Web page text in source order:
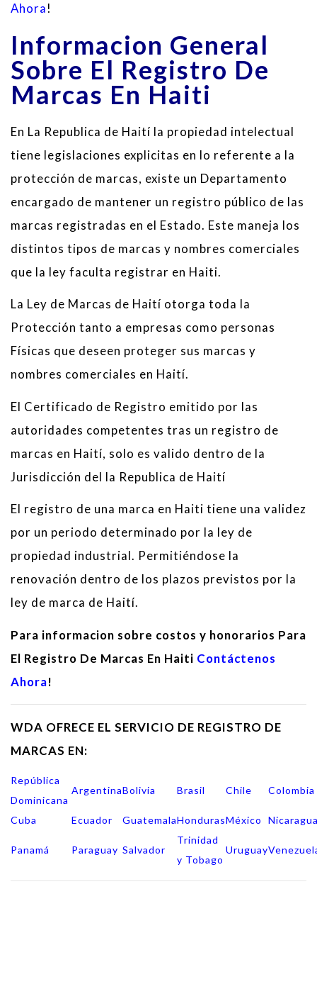
Ahora!
Informacion General
Sobre El Registro De
Marcas En Haiti
En La Republica de Haití la propiedad intelectual
tiene legislaciones explicitas en lo referente a la
protección de marcas, existe un Departamento
encargado de mantener un registro público de las
marcas registradas en el Estado. Este maneja los
distintos tipos de marcas y nombres comerciales
que la ley faculta registrar en Haiti.
La Ley de Marcas de Haití otorga toda la
Protección tanto a empresas como personas
Físicas que deseen proteger sus marcas y
nombres comerciales en Haití.
El Certificado de Registro emitido por las
autoridades competentes tras un registro de
marcas en Haití, solo es valido dentro de la
Jurisdicción del la Republica de Haití
El registro de una marca en Haiti tiene una validez
por un periodo determinado por la ley de
propiedad industrial. Permitiéndose la
renovación dentro de los plazos previstos por la
ley de marca de Haití.
Para informacion sobre costos y honorarios Para
El Registro De Marcas En Haiti Contáctenos
Ahora!
WDA OFRECE EL SERVICIO DE REGISTRO DE
MARCAS EN:
República
Dominicana
ArgentinaBolivia Brasil Chile Colombia
Cuba Ecuador GuatemalaHondurasMéxico
Panamá Paraguay Salvador
Trinidad
y Tobago
Uruguay